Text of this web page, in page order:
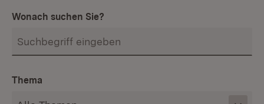
Wonach suchen Sie?
Thema